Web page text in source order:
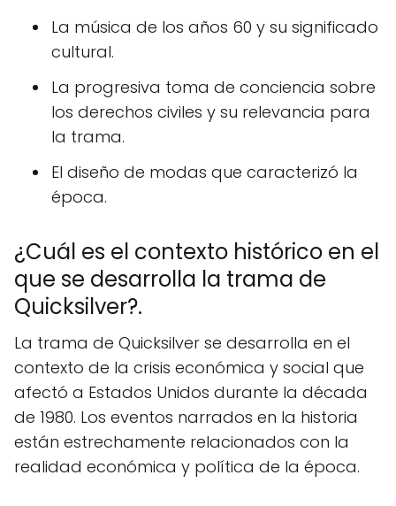
La música de los años 60 y su significado
cultural.
La progresiva toma de conciencia sobre
los derechos civiles y su relevancia para
la trama.
El diseño de modas que caracterizó la
época.
¿Cuál es el contexto histórico en el
que se desarrolla la trama de
Quicksilver?.
La trama de Quicksilver se desarrolla en el
contexto de la crisis económica y social que
afectó a Estados Unidos durante la década
de 1980. Los eventos narrados en la historia
están estrechamente relacionados con la
realidad económica y política de la época.